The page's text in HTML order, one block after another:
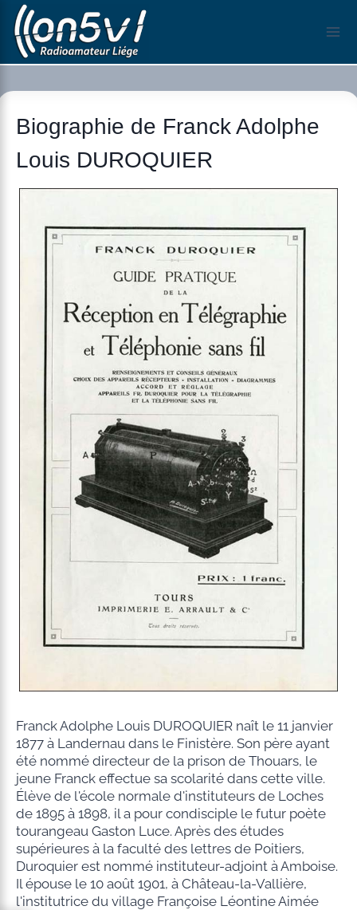
Aller
au
contenu
Biographie de Franck Adolphe
Louis DUROQUIER
Franck Adolphe Louis DUROQUIER naît le 11 janvier
1877 à Landernau dans le Finistère. Son père ayant
été nommé directeur de la prison de Thouars, le
jeune Franck effectue sa scolarité dans cette ville.
Élève de l'école normale d'instituteurs de Loches
de 1895 à 1898, il a pour condisciple le futur poète
tourangeau Gaston Luce. Après des études
supérieures à la faculté des lettres de Poitiers,
Duroquier est nommé instituteur-adjoint à Amboise.
Il épouse le 10 août 1901, à Château-la-Vallière,
l'institutrice du village Françoise Léontine Aimée